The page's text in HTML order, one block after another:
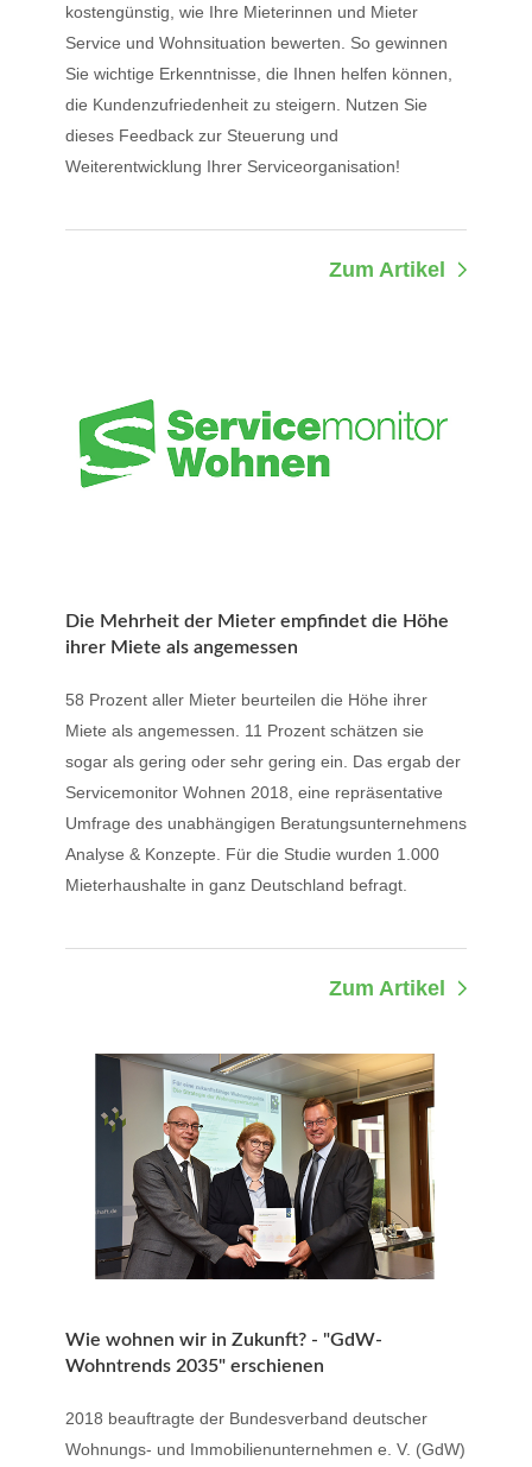
kostengünstig, wie Ihre Mieterinnen und Mieter
Service und Wohnsituation bewerten. So gewinnen
Sie wichtige Erkenntnisse, die Ihnen helfen können,
die Kundenzufriedenheit zu steigern. Nutzen Sie
dieses Feedback zur Steuerung und
Weiterentwicklung Ihrer Serviceorganisation!
Zum Artikel
Die Mehrheit der Mieter empfindet die Höhe
ihrer Miete als angemessen
58 Prozent aller Mieter beurteilen die Höhe ihrer
Miete als angemessen. 11 Prozent schätzen sie
sogar als gering oder sehr gering ein. Das ergab der
Servicemonitor Wohnen 2018, eine repräsentative
Umfrage des unabhängigen Beratungsunternehmens
Analyse & Konzepte. Für die Studie wurden 1.000
Mieterhaushalte in ganz Deutschland befragt.
Zum Artikel
Wie wohnen wir in Zukunft? - "GdW-
Wohntrends 2035" erschienen
2018 beauftragte der Bundesverband deutscher
Wohnungs- und Immobilienunternehmen e. V. (GdW)